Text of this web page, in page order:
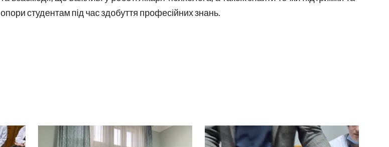
опори студентам під час здобуття професійних знань.